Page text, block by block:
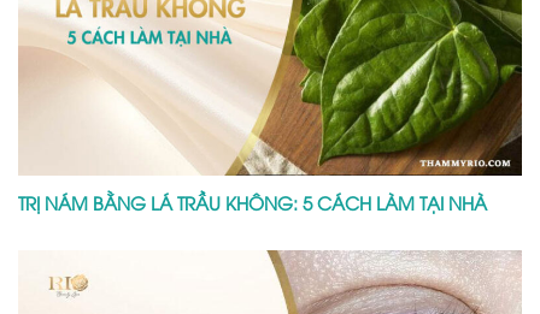
TRỊ NÁM BẰNG LÁ TRẦU KHÔNG: 5 CÁCH LÀM TẠI NHÀ